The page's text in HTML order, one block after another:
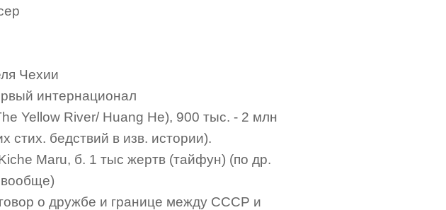
Чехии
интернационал
Yellow River/ Huang He), 900 тыс. - 2 млн
стих. бедствий в изв. истории).
Maru, б. 1 тыс жертв (тайфун) (по др.
о дружбе и границе между СССР и